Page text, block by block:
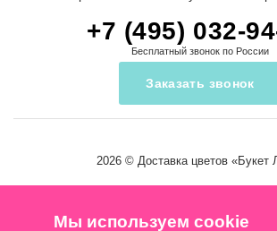
+7 (495) 032-
Бесплатный звонок по России
Заказать звонок
2026 © Доставка цветов«Букет
Мы используем cookie